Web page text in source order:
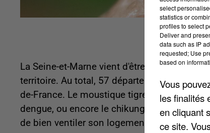
La Seine-et-Marne vient d'être placée en
territoire. Au total, 57 départements sont
de-France. Le moustique tigre peut causer
dengue, ou encore le chikungunya. Pour
de bien ventiler son logement ou bien
select
statistics or
profiles to select
Deliver and
data such as IP
requested; Use
based on
Vous
les finalités
en cliquant
ce site.